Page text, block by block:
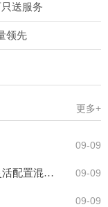
送服务
领先
更多+
09-09
09-09
长信基金管理有限责任公司关于长信乐信灵活配置混合型证券投资基金基金经理变更的公告
09-09